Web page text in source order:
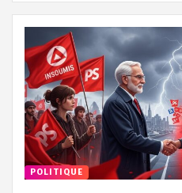
POLITIQUE